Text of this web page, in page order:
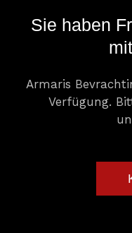
Sie haben
Armaris
Verfügung.